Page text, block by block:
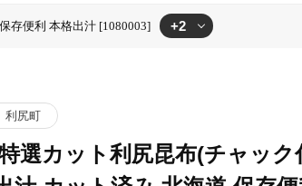
存便利 本格出汁 [1080003] +2
利尻町
選カット利尻昆布(チャック